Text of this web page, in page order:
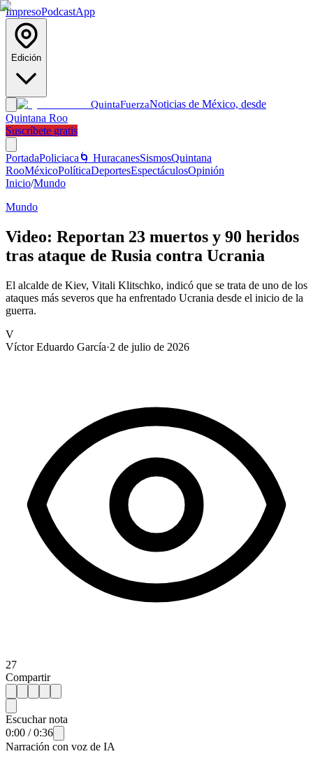
ImpresoPodcastApp
Edición
QuintaFuerzaNoticias de México, desde
Quintana Roo
Suscríbete gratis
PortadaPoliciaca 🌀 HuracanesSismosQuintana
RooMéxicoPolíticaDeportesEspectáculosOpinión
Inicio/Mundo
Mundo
Video: Reportan 23 muertos y 90 heridos
tras ataque de Rusia contra Ucrania
El alcalde de Kiev, Vitali Klitschko, indicó que se trata de uno de los
ataques más severos que ha enfrentado Ucrania desde el inicio de la
guerra.
V
Víctor Eduardo García·2 de julio de 2026
27
Compartir
Escuchar nota
0:00 /0:36
Narración con voz de IA